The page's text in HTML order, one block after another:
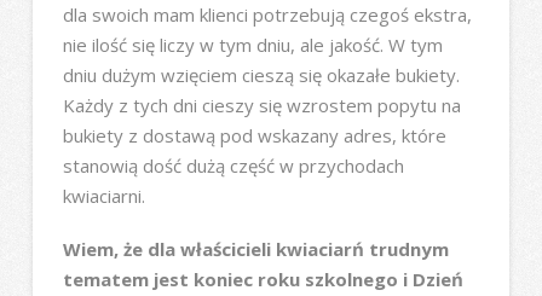
dla swoich mam klienci potrzebują czegoś ekstra,
nie ilość się liczy w tym dniu, ale jakość. W tym
dniu dużym wzięciem cieszą się okazałe bukiety.
Każdy z tych dni cieszy się wzrostem popytu na
bukiety z dostawą pod wskazany adres, które
stanowią dość dużą część w przychodach
kwiaciarni.
Wiem, że dla właścicieli kwiaciarń trudnym
tematem jest koniec roku szkolnego i Dzień